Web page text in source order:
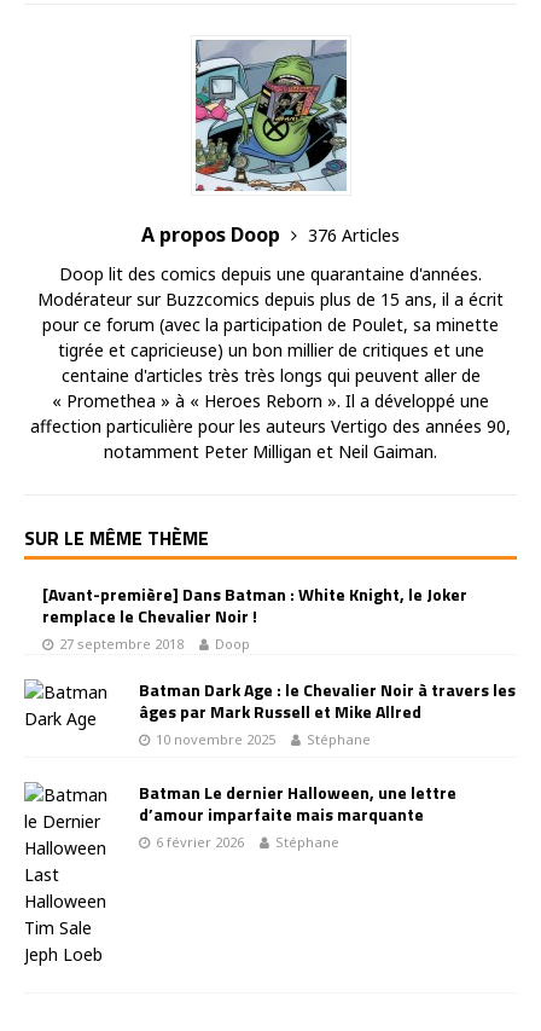
A propos Doop
376 Articles
Doop lit des comics depuis une quarantaine d'années.
Modérateur sur Buzzcomics depuis plus de 15 ans, il a écrit
pour ce forum (avec la participation de Poulet, sa minette
tigrée et capricieuse) un bon millier de critiques et une
centaine d'articles très très longs qui peuvent aller de
« Promethea » à « Heroes Reborn ». Il a développé une
affection particulière pour les auteurs Vertigo des années 90,
notamment Peter Milligan et Neil Gaiman.
SUR LE MÊME THÈME
[Avant-première] Dans Batman : White Knight, le Joker
remplace le Chevalier Noir !
27 septembre 2018 Doop
Batman Dark Age : le Chevalier Noir à travers les
âges par Mark Russell et Mike Allred
10 novembre 2025 Stéphane
Batman Le dernier Halloween, une lettre
d’amour imparfaite mais marquante
6 février 2026 Stéphane